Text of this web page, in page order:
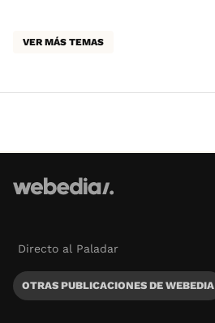
VER MÁS TEMAS
Directo al Paladar
OTRAS PUBLICACIONES DE WEBEDIA